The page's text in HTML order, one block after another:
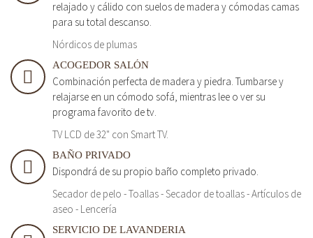
relajado y cálido con suelos de madera y cómodas camas
para su total descanso.
Nórdicos de plumas
ACOGEDOR SALÓN
Combinación perfecta de madera y piedra. Tumbarse y
relajarse en un cómodo sofá, mientras lee o ver su
programa favorito de tv.
TV LCD de 32" con Smart TV.
BAÑO PRIVADO
Dispondrá de su propio baño completo privado.
Secador de pelo - Toallas - Secador de toallas - Artículos de
aseo - Lencería
SERVICIO DE LAVANDERIA